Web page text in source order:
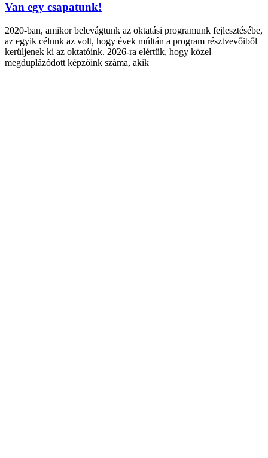
Van egy csapatunk!
2020-ban, amikor belevágtunk az oktatási programunk fejlesztésébe,
az egyik célunk az volt, hogy évek múltán a program résztvevőiből
kerüljenek ki az oktatóink. 2026-ra elértük, hogy közel
megduplázódott képzőink száma, akik